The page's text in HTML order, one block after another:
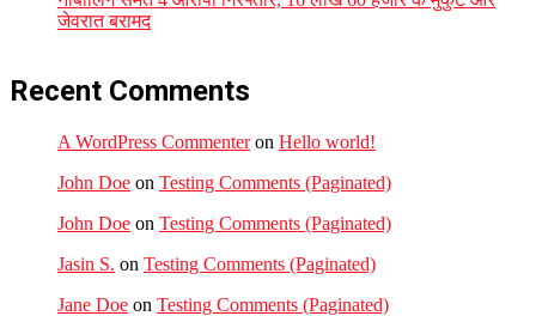
जेवरात बरामद
Recent Comments
A WordPress Commenteron Hello world!
John Doe on Testing Comments (Paginated)
John Doe on Testing Comments (Paginated)
Jasin S. on Testing Comments (Paginated)
Jane Doe on Testing Comments (Paginated)